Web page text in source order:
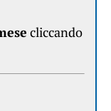
cliccando